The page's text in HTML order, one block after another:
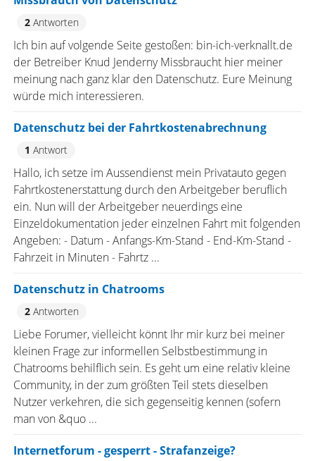
2Antworten
Ich bin auf volgende Seite gestoßen: bin-ich-verknallt.de
der Betreiber Knud Jenderny Missbraucht hier meiner
meinung nach ganz klar den Datenschutz. Eure Meinung
würde mich interessieren.
Datenschutz bei der Fahrtkostenabrechnung
1 Antwort
Hallo, ich setze im Aussendienst mein Privatauto gegen
Fahrtkostenerstattung durch den Arbeitgeber beruflich
ein. Nun will der Arbeitgeber neuerdings eine
Einzeldokumentation jeder einzelnen Fahrt mit folgenden
Angeben: - Datum - Anfangs-Km-Stand - End-Km-Stand -
Fahrzeit in Minuten - Fahrtz ...
Datenschutz in Chatrooms
2Antworten
Liebe Forumer, vielleicht könnt Ihr mir kurz bei meiner
kleinen Frage zur informellen Selbstbestimmung in
Chatrooms behilflich sein. Es geht um eine relativ kleine
Community, in der zum größten Teil stets dieselben
Nutzer verkehren, die sich gegenseitig kennen (sofern
man von &quo ...
Internetforum - gesperrt - Strafanzeige?